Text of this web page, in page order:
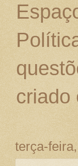
criado
terça-